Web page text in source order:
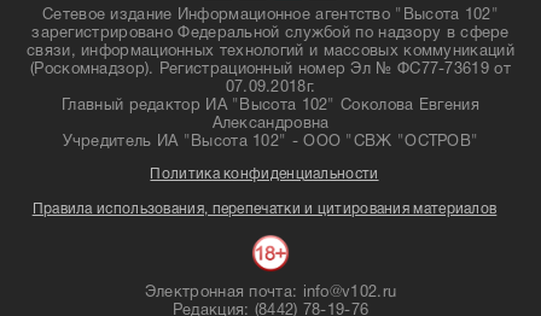
Сетевое издание Информационное агентство "Высота 102"
зарегистрировано Федеральной службой по надзору в сфере
связи, информационных технологий и массовых коммуникаций
(Роскомнадзор). Регистрационный номер Эл № ФС77-73619 от
07.09.2018г.
Главный редактор ИА "Высота 102" Соколова Евгения
Александровна
Учредитель ИА "Высота 102" - ООО "СВЖ "ОСТРОВ"
Политика конфиденциальности
Правила использования, перепечатки и цитирования материалов
Электронная почта: info@v102.ru
Редакция: (8442) 78-19-76